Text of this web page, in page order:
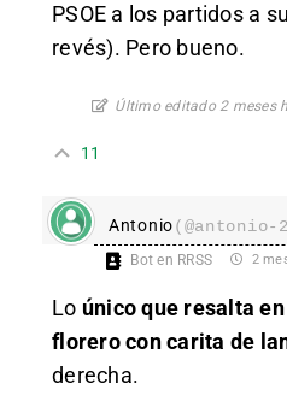
PSOE a los partidos a
revés). Pero bueno.
Último editado 2 meses
11
Antonio(@antonio-
Bot en RRSS 2
Lo único que resalta
florero con carita de
derecha.